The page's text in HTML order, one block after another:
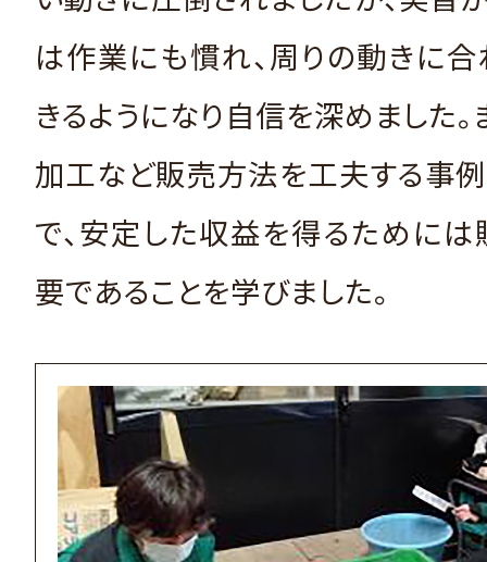
は作業にも慣れ、周りの動きに
きるようになり自信を深めました。
加工など販売方法を工夫する事
で、安定した収益を得るために
要であることを学びました。